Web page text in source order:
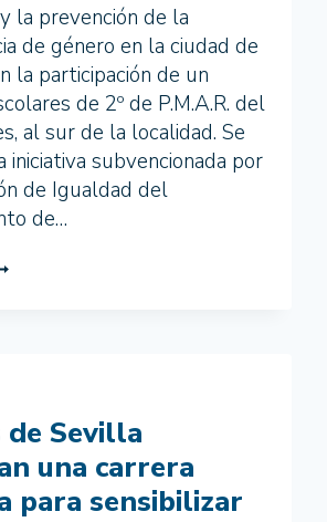
la prevención de la
de género en la ciudad de
la participación de un
de 2º de P.M.A.R. del
al sur de la localidad. Se
iniciativa subvencionada por
de Igualdad del
de…
de Sevilla
una carrera
para sensibilizar